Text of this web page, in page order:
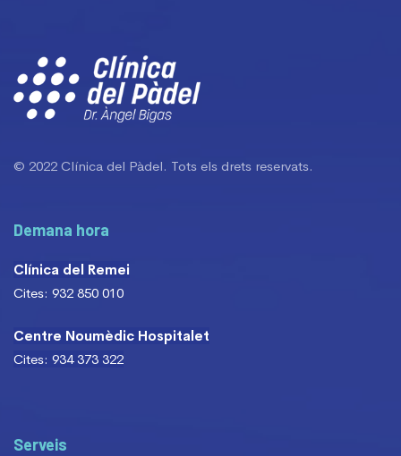
© 2022 Clínica del Pàdel. Tots els drets reservats.
Demana hora
Clínica del Remei
Cites: 932 850 010
Centre Noumèdic Hospitalet
Cites: 934 373 322
Serveis